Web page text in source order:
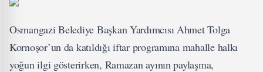
Osmangazi Belediye Başkan Yardımcısı Ahmet Tolga
Kornoşor’un da katıldığı iftar programına mahalle halkı
yoğun ilgi gösterirken, Ramazan ayının paylaşma,